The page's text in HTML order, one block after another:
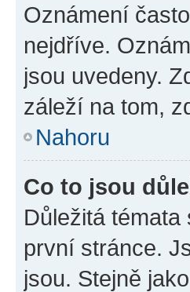
Oznámení
nejdříve.
jsou uvedeny.
záleží na tom,
Nahoru
Co to jsou
Důležitá
první stránce.
jsou. Stejně